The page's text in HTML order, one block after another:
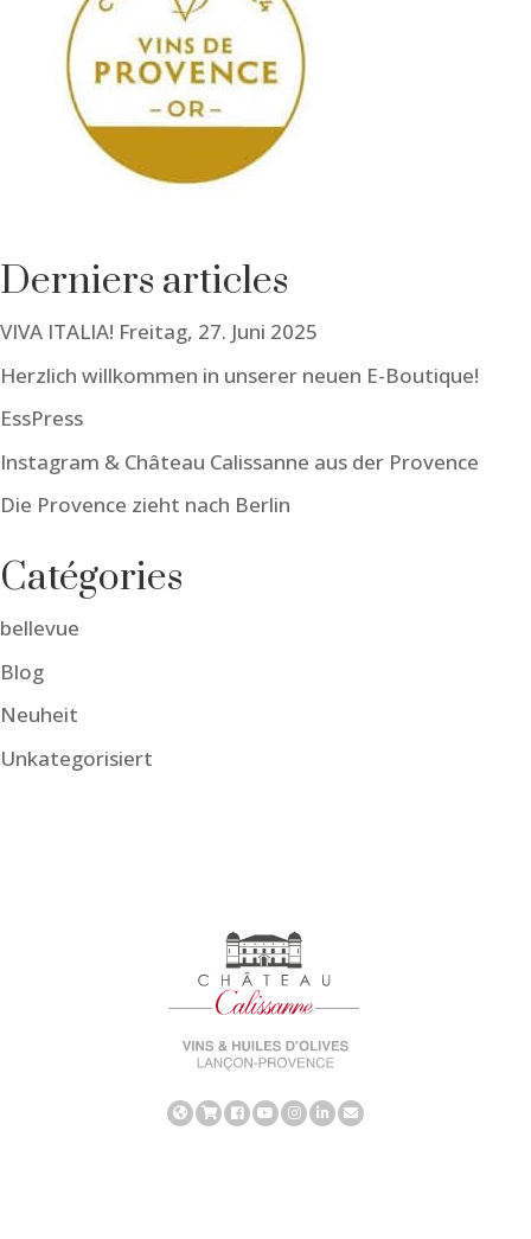
Derniers articles
VIVA ITALIA! Freitag, 27. Juni 2025
Herzlich willkommen in unserer neuen E-Boutique!
EssPress
Instagram & Château Calissanne aus der Provence
Die Provence zieht nach Berlin
Catégories
bellevue
Blog
Neuheit
Unkategorisiert